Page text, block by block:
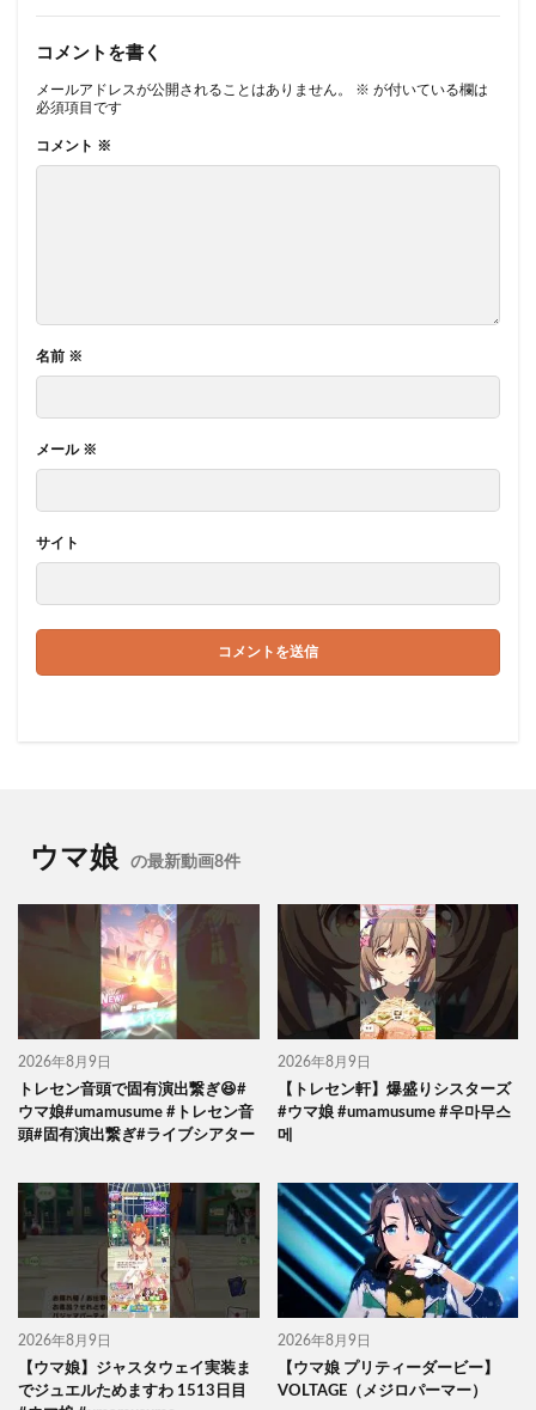
コメントを書く
メールアドレスが公開されることはありません。 ※ が付いている欄は
必須項目です
コメント ※
名前 ※
メール ※
サイト
ウマ娘 の最新動画8件
2026年8月9日
トレセン音頭で固有演出繋ぎ😆#
ウマ娘#umamusume #トレセン音
頭#固有演出繋ぎ#ライブシアター
2026年8月9日
【トレセン軒】爆盛りシスターズ
#ウマ娘 #umamusume #우마무스
메
2026年8月9日
【ウマ娘】ジャスタウェイ実装ま
でジュエルためますわ 1513日目
2026年8月9日
【ウマ娘 プリティーダービー】
VOLTAGE（メジロパーマー）